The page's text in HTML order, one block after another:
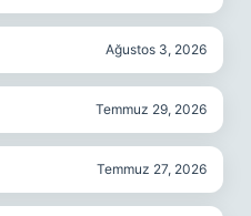
Ağustos 3, 2026
Temmuz 29, 2026
Temmuz 27, 2026